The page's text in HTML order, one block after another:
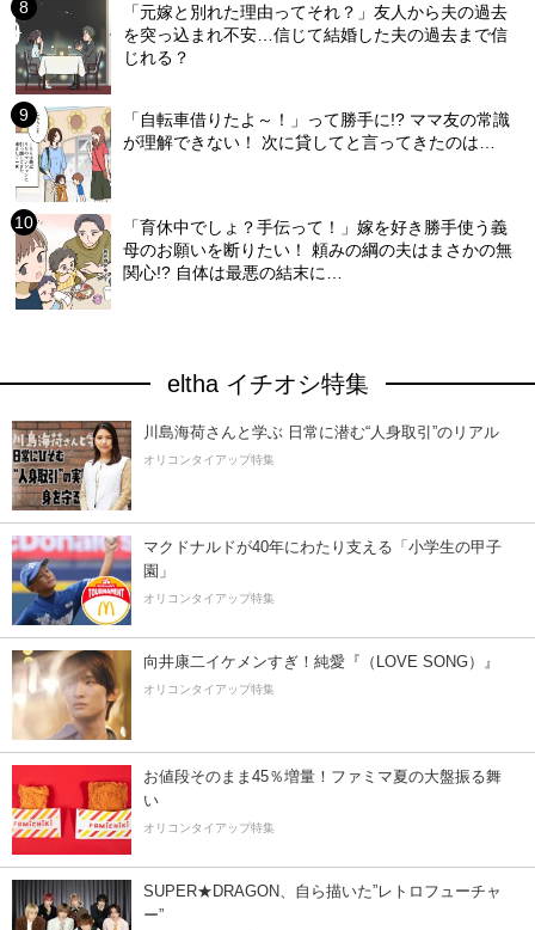
「元嫁と別れた理由ってそれ？」友人から夫の過去
を突っ込まれ不安…信じて結婚した夫の過去まで信
じれる？
「自転車借りたよ～！」って勝手に!? ママ友の常識
が理解できない！ 次に貸してと言ってきたのは…
「育休中でしょ？手伝って！」嫁を好き勝手使う義
母のお願いを断りたい！ 頼みの綱の夫はまさかの無
関心!? 自体は最悪の結末に…
eltha イチオシ特集
川島海荷さんと学ぶ 日常に潜む“人身取引”のリアル
オリコンタイアップ特集
マクドナルドが40年にわたり支える「小学生の甲子
園」
オリコンタイアップ特集
向井康二イケメンすぎ！純愛『（LOVE SONG）』
オリコンタイアップ特集
お値段そのまま45％増量！ファミマ夏の大盤振る舞
い
オリコンタイアップ特集
SUPER★DRAGON、自ら描いた”レトロフューチャ
ー”